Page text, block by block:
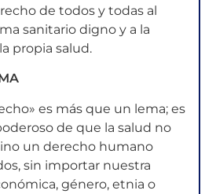
de todos y todas al
sanitario digno y a la
propia salud.
es más que un lema; es
de que la salud no
un derecho humano
sin importar nuestra
género, etnia o